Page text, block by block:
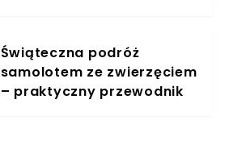
Świąteczna podróż
samolotem ze zwierzęciem
– praktyczny przewodnik